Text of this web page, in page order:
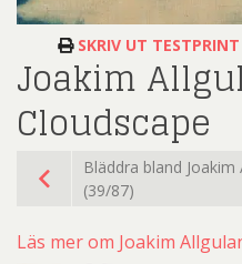
SKRIV UT
Joakim
Cloudscape
Bläddra bland
(39/87)
Läs mer om Joakim